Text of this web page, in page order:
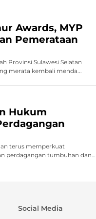
Awards, MYP
Pemerataan
Provinsi Sulawesi Selatan
merata kembali menda...
Hukum
terus memperkuat
perdagangan tumbuhan dan
Social Media